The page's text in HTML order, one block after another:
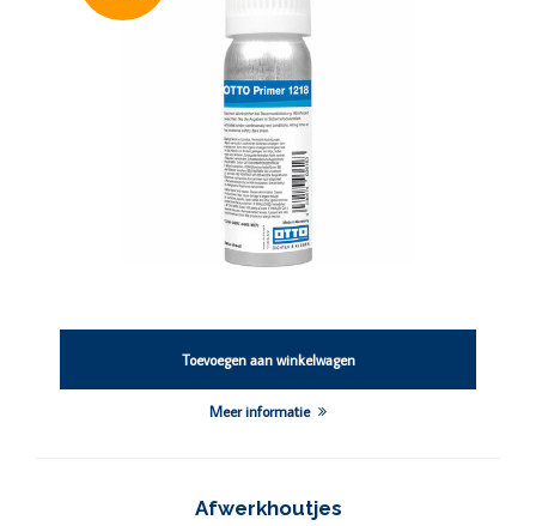
Toevoegen aan winkelwagen
Meer informatie
Afwerkhoutjes